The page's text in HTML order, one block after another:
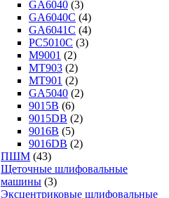
GA6040 (3)
GA6040C (4)
GA6041C (4)
PC5010C (3)
M9001 (2)
MT903 (2)
MT901 (2)
GA5040 (2)
9015B (6)
9015DB (2)
9016B (5)
9016DB (2)
ПШМ (43)
Щеточные шлифовальные
машины (3)
Эксцентриковые шлифовальные